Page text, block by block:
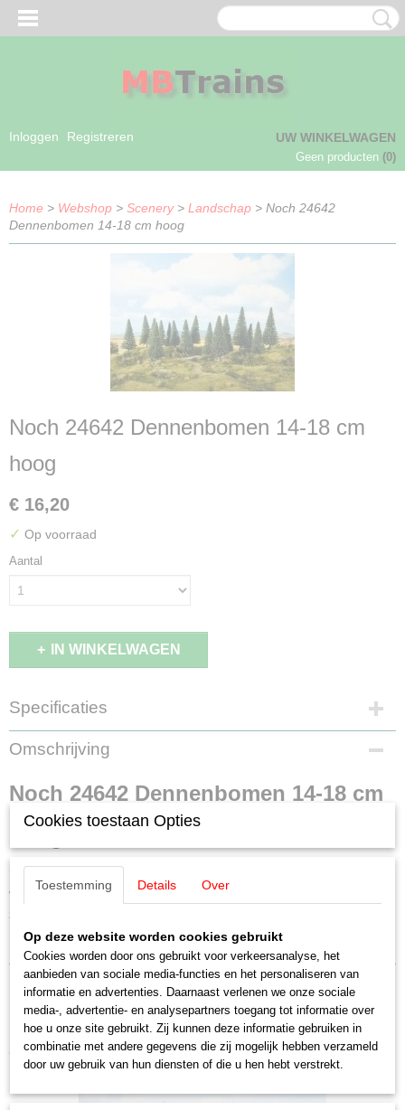
Inloggen Registreren UW WINKELWAGEN
Geen producten (0)
Home > Webshop > Scenery> Landschap > Noch 24642
Dennenbomen 14-18 cm hoog
Noch 24642 Dennenbomen 14-18 cm
hoog
€ 16,20
✓ Op voorraad
Aantal
IN WINKELWAGEN
Specificaties
EAN code
4007246246427
24642
Staat
Omschrijving
Noch 24642 Dennenbomen 14-18 cm
Standaard bomen
Wanneer het gaat om een groot oppervlak van bomen te voorzien, dan
zijn de standaard bomen de eerste keus.
Bomen & planten 6 stuks, 14 - 18 cm hoog 0,H0,TT
Ook interessant
Cookies toestaan Opties
Toestemming Details Over
Op deze website worden cookies gebruikt
Cookies worden door ons gebruikt voor verkeersanalyse, het
aanbieden van sociale media-functies en het personaliseren van
informatie en advertenties. Daarnaast verlenen we onze sociale
media-, advertentie- en analysepartners toegang tot informatie over
hoe u onze site gebruikt. Zij kunnen deze informatie gebruiken in
combinatie met andere gegevens die zij mogelijk hebben verzameld
door uw gebruik van hun diensten of die u hen hebt verstrekt.